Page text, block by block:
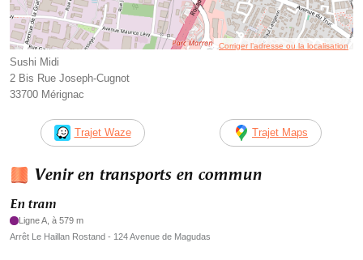
Corriger l’adresse ou la localisation
Sushi Midi
2 Bis Rue Joseph-Cugnot
33700 Mérignac
Trajet Waze Trajet Maps
Venir en transports en commun
En tram
Ligne A, à 579 m
Arrêt Le Haillan Rostand - 124 Avenue de Magudas